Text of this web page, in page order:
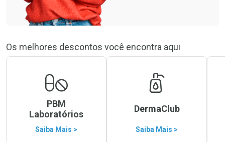
Os melhores descontos você encontra aqui
PBM
Laboratórios
Saiba Mais >
DermaClub
Saiba Mais >